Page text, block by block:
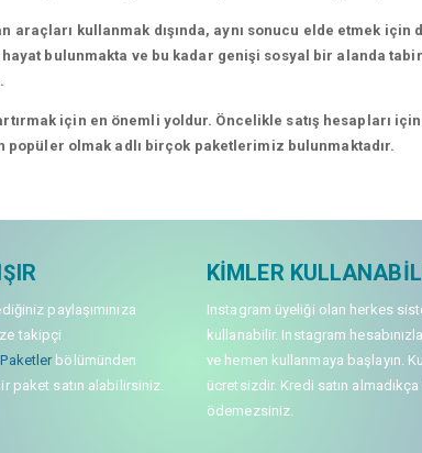
kullanmak dışında, aynı sonucu elde etmek
bulunmakta ve bu kadar genişi sosyal bir alanda
için en önemli yoldur. Öncelikle satış hesapları
olmak adlı birçok paketlerimiz bulunmaktadır.
paylaşımınıza
takipçi
Paketler bölümünden
paket satın alabilirsiniz.
KIMLER
Instagram üyeliği olan herkes
kullanabilir. Instagram
ve hemen kullanmaya başlayın.
ücretsizdir. Kredi satın
ödemezsiniz.